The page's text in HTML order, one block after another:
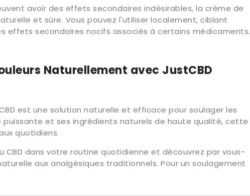
avoir des effets secondaires indésirables, la crème de
et sûre. Vous pouvez l'utiliser localement, ciblant
effets secondaires nocifs associés à certains médicaments.
Naturellement avec JustCBD
est une solution naturelle et efficace pour soulager les
puissante et ses ingrédients naturels de haute qualité, cette
quotidiens.
dans votre routine quotidienne et découvrez par vous-
aux analgésiques traditionnels. Pour un soulagement